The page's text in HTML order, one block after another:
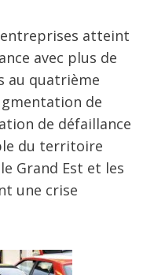
atteint
avec plus de
au quatrième
de
de défaillance
du territoire
Grand Est et les
une crise